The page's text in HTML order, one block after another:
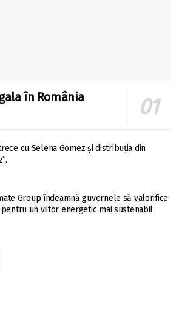
în România
cu Selena Gomez și distribuția din
Group îndeamnă guvernele să valorifice
pentru un viitor energetic mai sustenabil